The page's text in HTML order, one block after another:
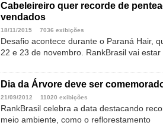
Cabeleireiro quer recorde de
vendados
18/11/2015 7036 exibições
Desafio acontece durante o Paraná Hair,
22 e 23 de novembro. RankBrasil vai
Dia da Árvore deve ser
21/09/2012 11020 exibições
RankBrasil celebra a data destacando
meio ambiente, como o reflorestamento